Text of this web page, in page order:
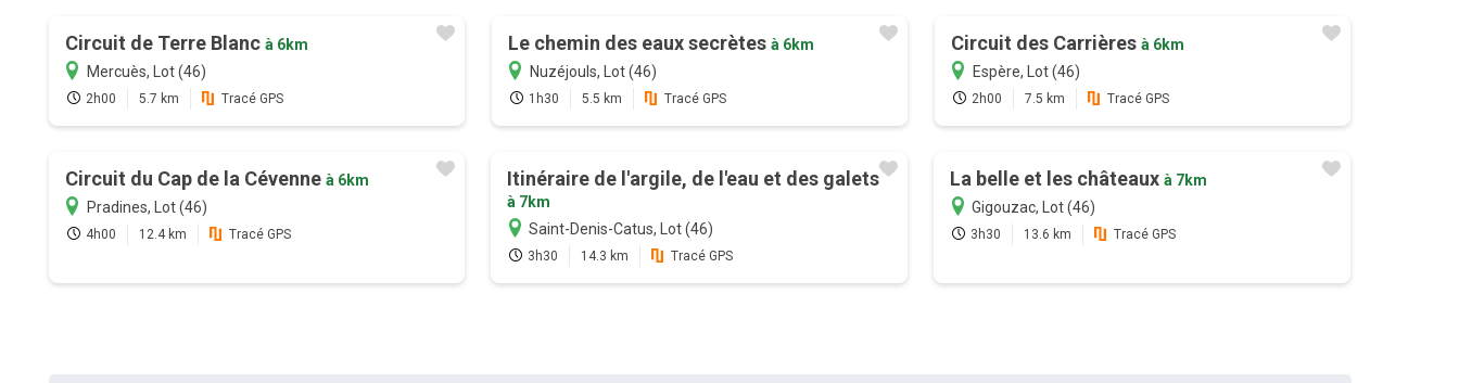
Circuit de Terre Blanc à 6km
Mercuès, Lot (46)
2h00 5.7 km Tracé GPS
Le chemin des eaux secrètes à 6km
Nuzéjouls, Lot (46)
1h30 5.5 km Tracé GPS
Circuit des Carrières à 6km
Espère, Lot (46)
2h00 7.5 km Tracé GPS
Circuit du Cap de la Cévenne à 6km
Pradines, Lot (46)
4h00 12.4 km Tracé GPS
Itinéraire de l'argile, de l'eau et des galets
à 7km
Saint-Denis-Catus, Lot (46)
3h30 14.3 km Tracé GPS
La belle et les châteauxà 7km
Gigouzac, Lot (46)
3h30 13.6 km Tracé GPS